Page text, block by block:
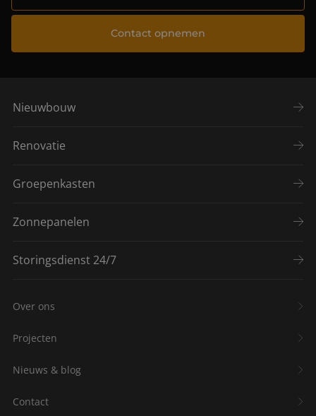
Contact opnemen
Nieuwbouw
Renovatie
Groepenkasten
Zonnepanelen
Storingsdienst 24/7
Over ons
Projecten
Nieuws & blog
Contact